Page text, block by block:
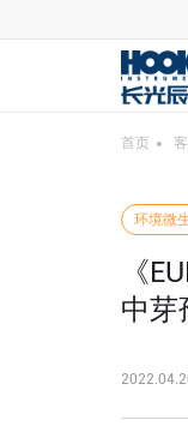
首页
环境微
《
中芽